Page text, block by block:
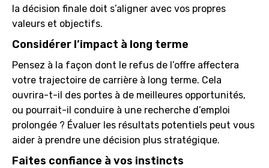
la décision finale doit s’aligner avec vos propres
valeurs et objectifs.
Considérer l’impact à long terme
Pensez à la façon dont le refus de l’offre affectera
votre trajectoire de carrière à long terme. Cela
ouvrira-t-il des portes à de meilleures opportunités,
ou pourrait-il conduire à une recherche d’emploi
prolongée ? Évaluer les résultats potentiels peut vous
aider à prendre une décision plus stratégique.
Faites confiance à vos instincts